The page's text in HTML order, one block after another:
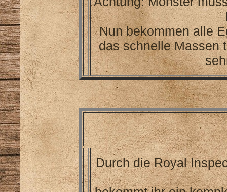
Nun bekommen alle
das schnelle Massen
Durch die Royal